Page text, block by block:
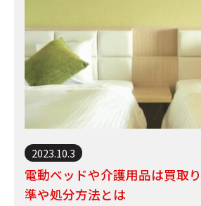
2023.10.3
電動ベッドや介護用品は買取
準や処分方法とは